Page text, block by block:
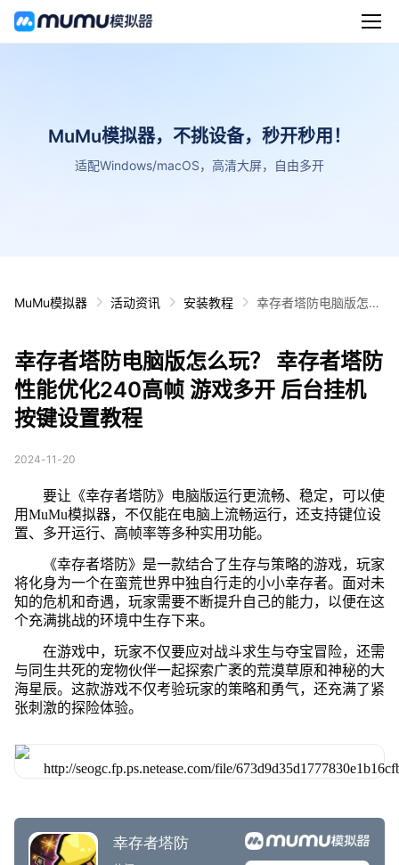
MuMu模拟器，不挑设备，秒开秒用！
适配Windows/macOS，高清大屏，自由多开
MuMu模拟器 活动资讯 安装教程
幸存者塔防电脑版怎么
后台挂机 按键设置教程
幸存者塔防电脑版怎么玩？ 幸存者塔防
性能优化240高帧 游戏多开 后台挂机
按键设置教程
2024-11-20
要让《幸存者塔防》电脑版运行更流畅、稳定，可以使
用MuMu模拟器，不仅能在电脑上流畅运行，还支持键位设
置、多开运行、高帧率等多种实用功能。
《幸存者塔防》是一款结合了生存与策略的游戏，玩家
将化身为一个在蛮荒世界中独自行走的小小幸存者。面对未
知的危机和奇遇，玩家需要不断提升自己的能力，以便在这
个充满挑战的环境中生存下来。
在游戏中，玩家不仅要应对战斗求生与夺宝冒险，还需
与同生共死的宠物伙伴一起探索广袤的荒漠草原和神秘的大
海星辰。这款游戏不仅考验玩家的策略和勇气，还充满了紧
张刺激的探险体验。